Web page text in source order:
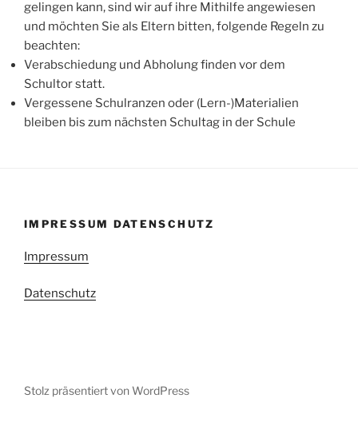
gelingen kann, sind wir auf ihre Mithilfe angewiesen
und möchten Sie als Eltern bitten, folgende Regeln zu
beachten:
Verabschiedung und Abholung finden vor dem
Schultor statt.
Vergessene Schulranzen oder (Lern-)Materialien
bleiben bis zum nächsten Schultag in der Schule
IMPRESSUM DATENSCHUTZ
Impressum
Datenschutz
Stolz präsentiert von WordPress